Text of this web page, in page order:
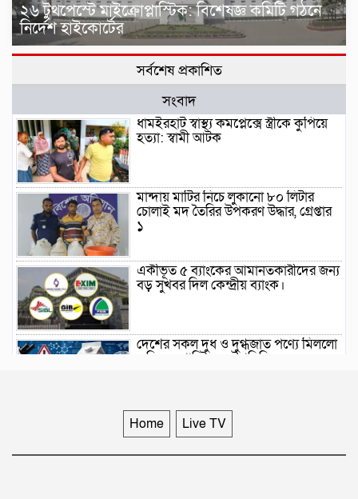
২৬ টুথপেস্টে মাইক্রোপ্লাস্টিক: বিশেষজ্ঞ কমিটি গঠনে
নির্দেশ হাইকোর্টের
সর্বশেষ প্রকাশিত
সংবাদ
ধামইরহাট স্বাস্থ্য কমপ্লেক্সে স্ত্রীকে কুপিয়ে
হত্যা: স্বামী আটক
মান্দায় মাটির নিচে লুকানো ৮০ লিটার
চোলাই মদ তৈরির উপকরণ উদ্ধার, গ্রেপ্তার
১
একীভূত ৫ ব্যাংকের আমানতকারীদের জন্য
বড় সুখবর দিল কেন্দ্রীয় ব্যাংক।
দেশের সকল দুধ ও দুগ্ধজাত পণ্যে মিললো
অতিক্ষুদ্র প্লাস্টিকের উপস্থিতি।
২০২৬ সালের প্রথম ছয় মাসে দেশে ৮৬
জন
Home Live TV